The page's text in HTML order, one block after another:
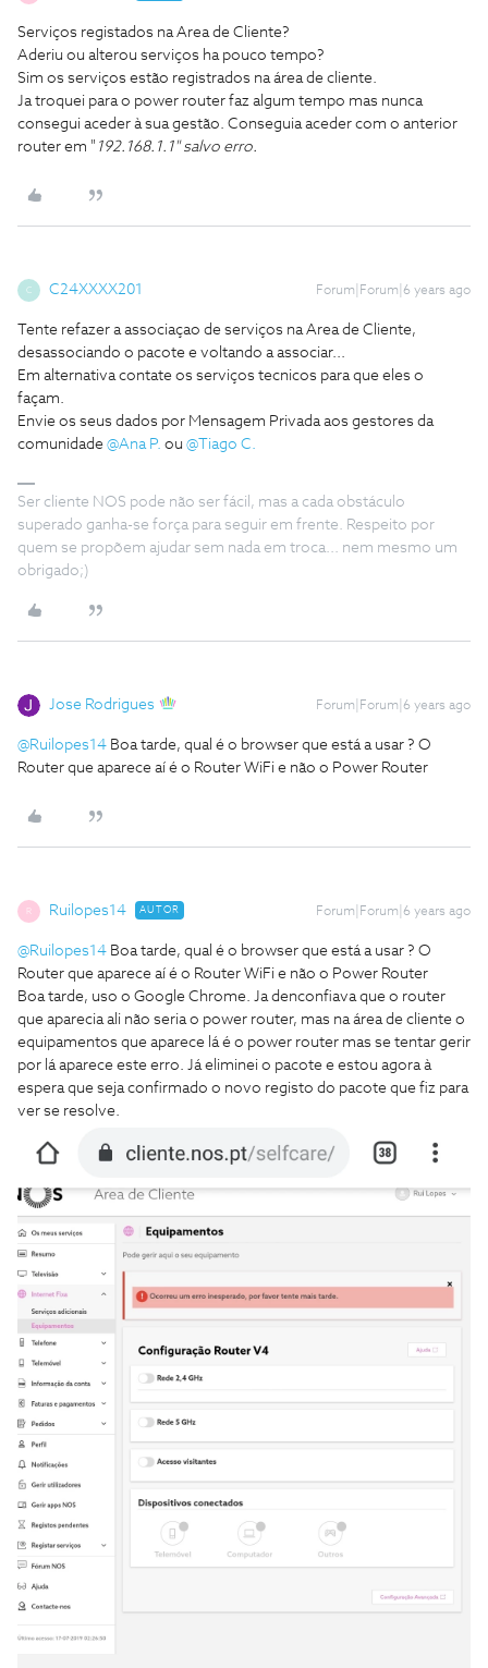
Serviços registados na Area de Cliente?
Aderiu ou alterou serviços ha pouco tempo?
Sim os serviços estão registrados na área de cliente.
Ja troquei para o power router faz algum tempo mas nunca
consegui aceder à sua gestão. Conseguia aceder com o anterior
router em " 192.168.1.1" salvo erro.
C C24XXXX201 Forum|Forum|6 years ago
Tente refazer a associaçao de serviços na Area de Cliente,
desassociando o pacote e voltando a associar...
Em alternativa contate os serviços tecnicos para que eles o
façam.
Envie os seus dados por Mensagem Privada aos gestores da
comunidade @Ana P. ou @Tiago C.
Ser cliente NOS pode não ser fácil, mas a cada obstáculo
superado ganha-se força para seguir em frente. Respeito por
quem se propõem ajudar sem nada em troca... nem mesmo um
obrigado;)
Jose Rodrigues Forum|Forum|6 years ago
@Ruilopes14 Boa tarde, qual é o browser que está a usar ? O
Router que aparece aí é o Router WiFi e não o Power Router
R Ruilopes14 AUTOR Forum|Forum|6 years ago
@Ruilopes14 Boa tarde, qual é o browser que está a usar ? O
Router que aparece aí é o Router WiFi e não o Power Router
Boa tarde, uso o Google Chrome. Ja denconfiava que o router
que aparecia ali não seria o power router, mas na área de cliente o
equipamentos que aparece lá é o power router mas se tentar gerir
por lá aparece este erro. Já eliminei o pacote e estou agora à
espera que seja confirmado o novo registo do pacote que fiz para
ver se resolve.